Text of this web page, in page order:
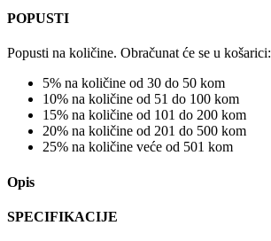
POPUSTI
Popusti na količine. Obračunat će se u košarici:
5% na količine od 30 do 50 kom
10% na količine od 51 do 100 kom
15% na količine od 101 do 200 kom
20% na količine od 201 do 500 kom
25% na količine veće od 501 kom
Opis
SPECIFIKACIJE